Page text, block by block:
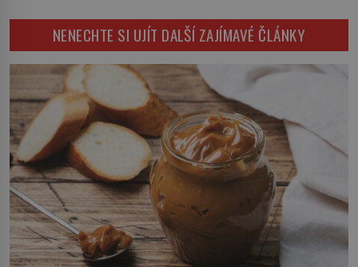
potácí zcela zmatený 14letý
Konerak Sinthasomphone. Když ho
zastaví policejní hlídka, ochable jí
nadiktuje adresu „jeho kamaráda“.
Strážníci ho dopraví zpět do
udaného bytu. Oním „kamarádem“
je ovšem jeden z nejslavnějších
vrahů, Jeffrey Dahmer (1960–1994).
Je 27. května 1991. […]
NENECHTE SI UJÍT DALŠÍ ZAJÍMAVÉ ČLÁNKY